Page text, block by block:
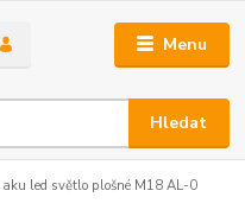
Menu
Hledat
led světlo plošné M18 AL-0